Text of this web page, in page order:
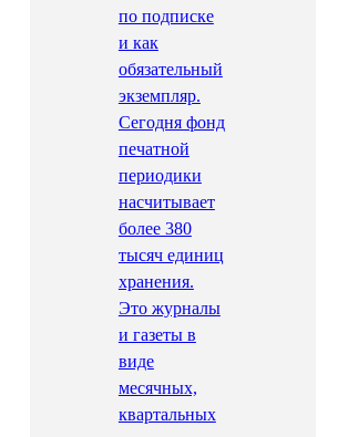
по подписке
и как
обязательный
экземпляр.
Сегодня фонд
печатной
периодики
насчитывает
более 380
тысяч единиц
хранения.
Это журналы
и газеты в
виде
месячных,
квартальных